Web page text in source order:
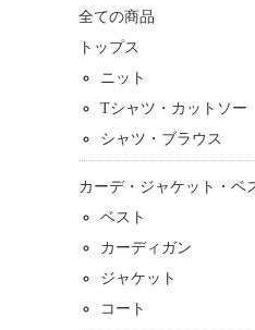
全ての商品
トップス
ニット
Tシャツ・カットソー
シャツ・ブラウス
カーデ・ジャケット・ベ
ベスト
カーディガン
ジャケット
コート